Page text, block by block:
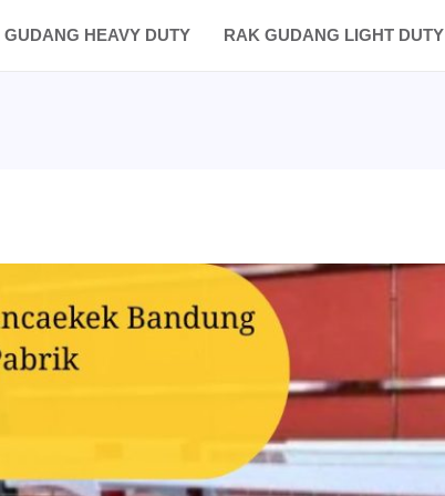
GUDANG HEAVY DUTY RAK GUDANG LIGHT DUTY